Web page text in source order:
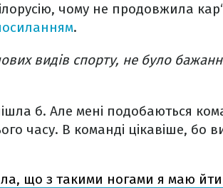
чому не продовжила
.
видів спорту, не було
б. Але мені подобаються
часу. В команді цікавіше, бо
що з такими ногами я маю